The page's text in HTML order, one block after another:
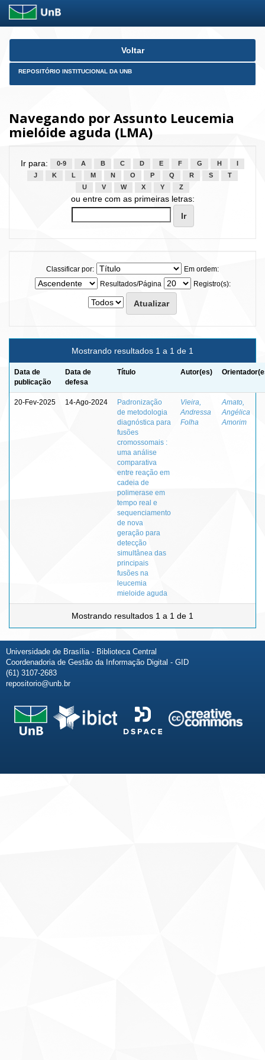
Skip
Voltar
REPOSITÓRIO INSTITUCIONAL DA UNB
Navegando por Assunto Leucemia
mielóide aguda (LMA)
Ir para: 0-9 A B C D E F G H
J
K L M N O P Q R S
T
U
V W X Y Z
ou entre com as primeiras letras:
Classificar por:
Em ordem:
Resultados/Página
Registro(s):
Mostrando resultados 1 a 1 de 1
Data de
publicação
Data de
defesa
Título Autor(es)
20-Fev-2025 14-Ago-2024
Padronização
de metodologia
diagnóstica para
fusões
cromossomais :
uma análise
comparativa
entre reação em
cadeia de
polimerase em
tempo real e
sequenciamento
de nova
geração para
detecção
simultânea das
principais
fusões na
leucemia
mieloide aguda
Vieira,
Andressa
Folha
Amato,
Angélica
Amorim
Mostrando resultados 1 a 1 de 1
Universidade de Brasília - Biblioteca Central
Coordenadoria de Gestão da Informação Digital - GID
(61) 3107-2683
repositorio@unb.br